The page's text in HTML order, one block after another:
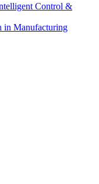
Control &
in Manufacturing